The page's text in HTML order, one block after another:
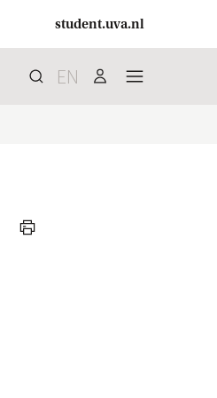
student.uva.nl
Zoeksearch
EN user menu
print